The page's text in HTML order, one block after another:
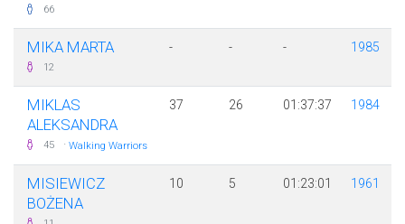
66
MIKA MARTA
12
- - - 1985
MIKLAS
ALEKSANDRA
45 · Walking Warriors
37 26 01:37:37 1984
MISIEWICZ
BOŻENA
10 5 01:23:01 1961